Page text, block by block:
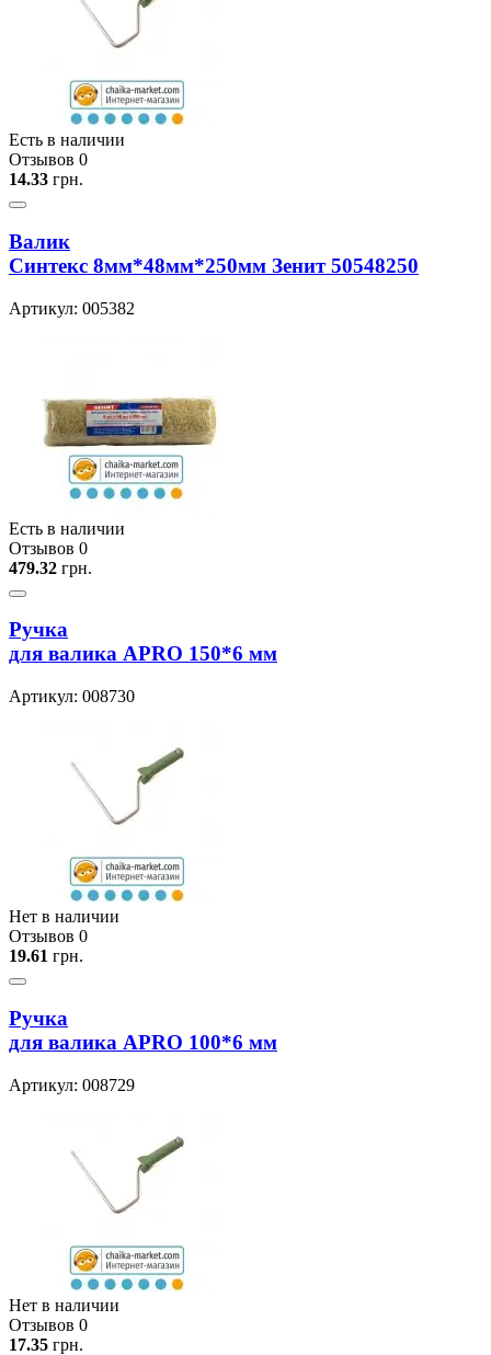
Есть в наличии
Отзывов 0
14.33 грн.
Валик
Синтекс 8мм*48мм*250мм Зенит 50548250
Артикул: 005382
Есть в наличии
Отзывов 0
479.32 грн.
Ручка
для валика APRO 150*6 мм
Артикул: 008730
Нет в наличии
Отзывов 0
19.61 грн.
Ручка
для валика APRO 100*6 мм
Артикул: 008729
Нет в наличии
Отзывов 0
17.35 грн.